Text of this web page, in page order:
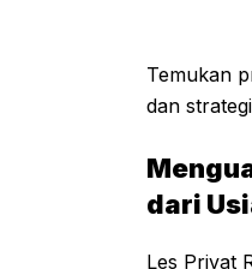
Temukan
dan
dari
Les Privat